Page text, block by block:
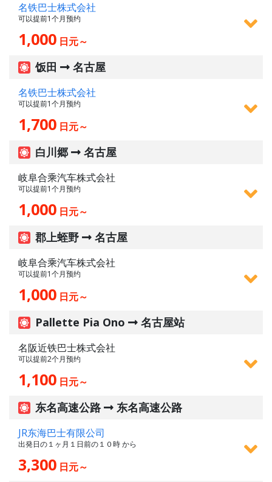
名铁巴士株式会社
可以提前1个月预约
1,000 日元～
饭田 名古屋
名铁巴士株式会社
可以提前1个月预约
1,700 日元～
白川郷 名古屋
岐阜合乘汽车株式会社
可以提前1个月预约
1,000 日元～
郡上蛭野 名古屋
岐阜合乘汽车株式会社
可以提前1个月预约
1,000 日元～
Pallette Pia Ono 名古屋站
名阪近铁巴士株式会社
可以提前2个月预约
1,100 日元～
东名高速公路 东名高速公路
JR东海巴士有限公司
出発日の１ヶ月１日前の１０時 から
3,300 日元～